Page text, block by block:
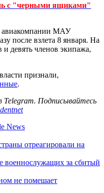
с "черными ящиками"
авиакомпании МАУ
после взлета 8 января. На
и девять членов экипажа,
признали,
.
Telegram. Подписывайтесь
News
отреагировали на
военнослужащих за сбитый
не помешает